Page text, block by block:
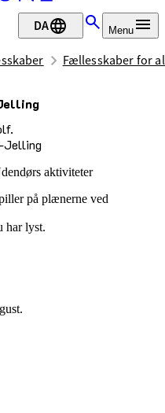
DA Menu
Fællesskaber for
Jelling
aktiviteter
på plænerne ved
har lyst.